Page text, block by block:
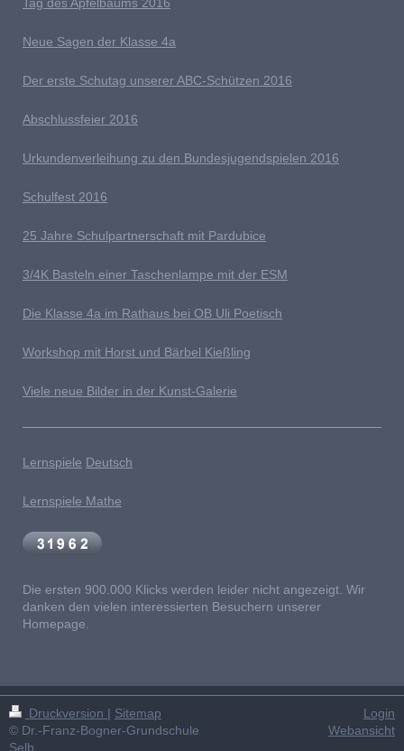
Neue Sagen der Klasse 4a
Der erste Schutag unserer ABC-Schützen 2016
Abschlussfeier 2016
Urkundenverleihung zu den Bundesjugendspielen 2016
Schulfest 2016
25 Jahre Schulpartnerschaft mit Pardubice
3/4K Basteln einer Taschenlampe mit der ESM
Die Klasse 4a im Rathaus bei OB Uli Poetisch
Workshop mit Horst und Bärbel Kießling
Viele neue Bilder in der Kunst-Galerie
Lernspiele Deutsch
Lernspiele Mathe
Die ersten 900.000 Klicks werden leider nicht angezeigt. Wir
danken den vielen interessierten Besuchern unserer
Homepage.
Druckversion | Sitemap
© Dr.-Franz-Bogner-Grundschule
Selb
Login
Webansicht